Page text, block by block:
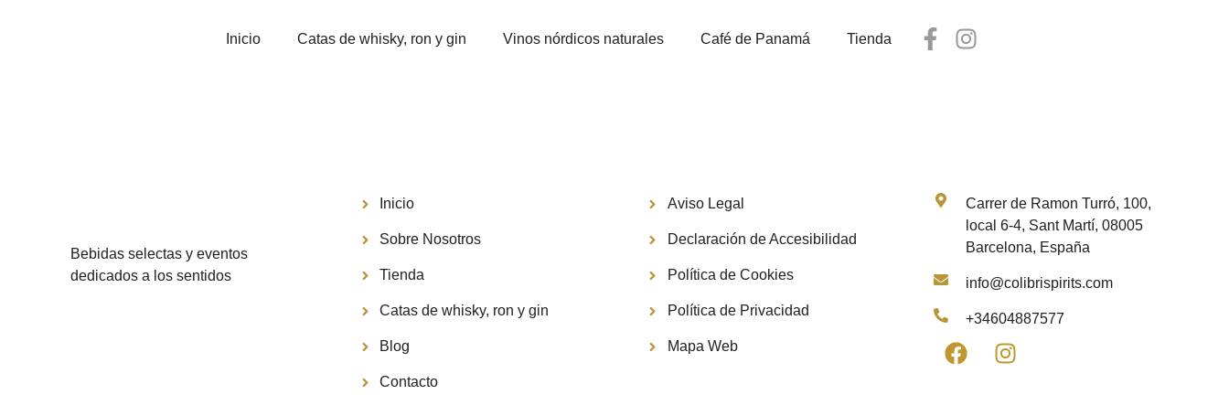
Inicio Catas de whisky, ron y gin Vinos nórdicos naturales Café de Panamá Tienda
Bebidas selectas y eventos
dedicados a los sentidos
Inicio
Sobre Nosotros
Tienda
Catas de whisky, ron y gin
Blog
Contacto
Aviso Legal
Declaración de Accesibilidad
Política de Cookies
Política de Privacidad
Mapa Web
Carrer de Ramon Turró, 100,
local 6-4, Sant Martí, 08005
Barcelona, España
info@colibrispirits.com
+34604887577